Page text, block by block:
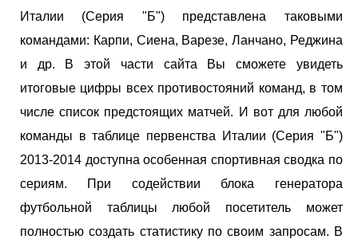
Италии (Серия "Б") представлена таковыми
командами: Карпи, Сиена, Варезе, Ланчано, Реджина
и др. В этой части сайта Вы сможете увидеть
итоговые цифры всех противостояний команд, в том
числе список предстоящих матчей. И вот для любой
команды в таблице первенства Италии (Серия "Б")
2013-2014 доступна особенная спортивная сводка по
сериям. При содействии блока генератора
футбольной таблицы любой посетитель может
полностью создать статистику по своим запросам. В